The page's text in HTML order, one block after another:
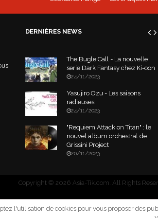
DERNIÈRES NEWS
The Bugle Call - La nouvelle
serie Dark Fantasy chez Ki-oon
24/11/2023
Yasujiro Ozu - Les saisons
radieuses
24/11/2023
"Requiem Attack on Titan" : le
nouvel album orchestral de
Grissini Project
20/11/2023
Copyright © 2026 Asia-Tik.com. All Rights
l'utilisation de cookies pour vous proposer des